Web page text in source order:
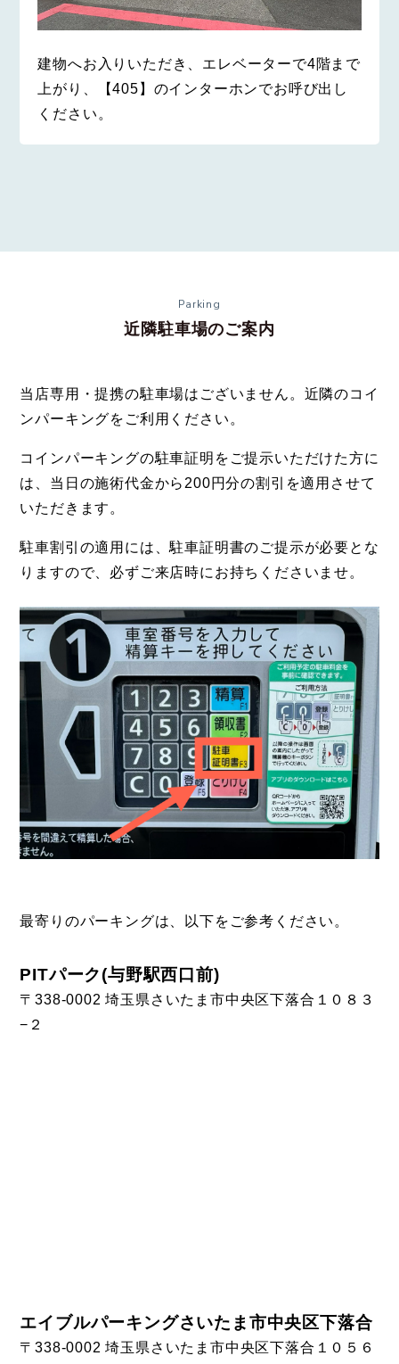
建物へお入りいただき、エレベーターで4階まで
上がり、【405】のインターホンでお呼び出し
ください。
Parking
近隣駐車場のご案内
当店専用・提携の駐車場はございません。近隣のコイ
ンパーキングをご利用ください。
コインパーキングの駐車証明をご提示いただけた方に
は、当日の施術代金から200円分の割引を適用させて
いただきます。
駐車割引の適用には、駐車証明書のご提示が必要とな
りますので、必ずご来店時にお持ちくださいませ。
最寄りのパーキングは、以下をご参考ください。
PITパーク(与野駅西口前)
〒338-0002 埼玉県さいたま市中央区下落合１０８３
−２
エイブルパーキングさいたま市中央区下落合
〒338-0002 埼玉県さいたま市中央区下落合１０５６